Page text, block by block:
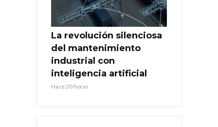
La revolución silenciosa
del mantenimiento
industrial con
inteligencia artificial
Hace 20 horas